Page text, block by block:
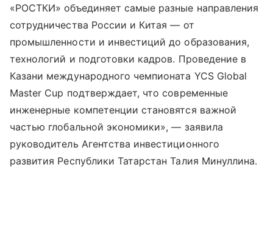
«РОСТКИ» объединяет самые разные направления
сотрудничества России и Китая — от
промышленности и инвестиций до образования,
технологий и подготовки кадров. Проведение в
Казани международного чемпионата YCS Global
Master Cup подтверждает, что современные
инженерные компетенции становятся важной
частью глобальной экономики», — заявила
руководитель Агентства инвестиционного
развития Республики Татарстан Талия Минуллина.